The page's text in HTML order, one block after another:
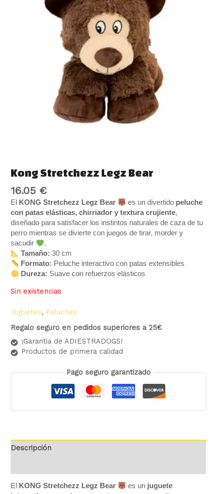
Kong Stretchezz Legz Bear
16.05 €
El KONG Stretchezz Legz Bear es un divertido peluche
con patas elásticas, chirriador y textura crujiente,
diseñado para satisfacer los instintos naturales de caza de tu
perro mientras se divierte con juegos de tirar, morder y
sacudir
.
Tamaño: 30 cm
Formato: Peluche interactivo con patas extensibles
Dureza: Suave con refuerzos elásticos
Sin existencias
Juguetes, Peluches
Regalo seguro en pedidos superiores a 25€
¡Garantia de ADIESTRADOGS!
Productos de primera calidad
Pago seguro garantizado
Descripción
El KONG Stretchezz Legz Bear es un juguete